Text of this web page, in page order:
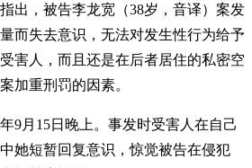
出，被告李龙宽（38岁，音译）案发
而失去意识，无法对发生性行为给予
害人，而且还是在后者居住的私密空
加重刑罚的因素。
9月15日晚上。事发时受害人在自己
她短暂回复意识，惊觉被告在侵犯